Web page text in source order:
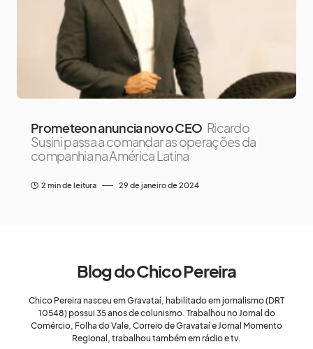
Prometeon anuncia novo CEO Ricardo
Susini passa a comandar as operações da
companhia na América Latina
2 min de leitura 29 de janeiro de 2024
Blog do Chico Pereira
Chico Pereira nasceu em Gravataí, habilitado em jornalismo (DRT
10548) possui 35 anos de colunismo. Trabalhou no Jornal do
Comércio, Folha do Vale, Correio de Gravataí e Jornal Momento
Regional, trabalhou também em rádio e tv.